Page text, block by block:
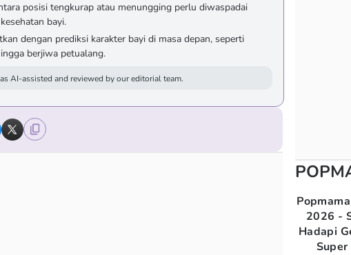
posisi tengkurap atau menungging perlu diwaspadai
bayi.
dengan prediksi karakter bayi di masa depan, seperti
berjiwa petualang.
AI-assisted and reviewed by our editorial team.
2026 -
Hadapi